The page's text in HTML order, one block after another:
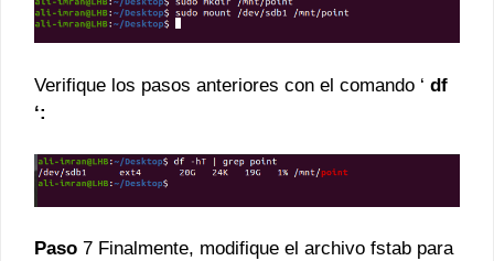
Verifique los pasos anteriores con el comando ‘ df
‘:
Paso 7 Finalmente, modifique el archivo fstab para